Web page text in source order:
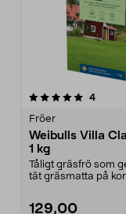
4
Fröer
Weibulls Villa
1 kg
Tåligt gräsfrö som
tät gräsmatta på
129,00
4.5 av 5